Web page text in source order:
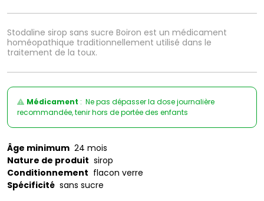
Stodaline sirop sans sucre Boiron est un médicament
homéopathique traditionnellement utilisé dans le
traitement de la toux.
Médicament : Ne pas dépasser la dose journalière
recommandée, tenir hors de portée des enfants
Âge minimum 24 mois
Nature de produit sirop
Conditionnement flacon verre
Spécificité sans sucre